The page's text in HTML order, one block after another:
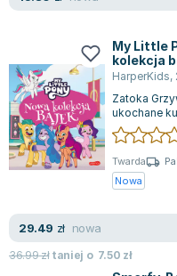
Katarzyna Miller
Lew Tołstoj
Mark Twain
Marcin Meller
Paulina Młynarska
ks. Piotr Pawlukiewicz
Jarosław Sokołowski
Piotr Semka
Jarosław Iwaszkiewicz
My Little
kolekcja
HarperKids,
Zatoka
ukochane
Twarda
Nowa
29.49 zł nowa
36.99złtaniej o 7.50 zł